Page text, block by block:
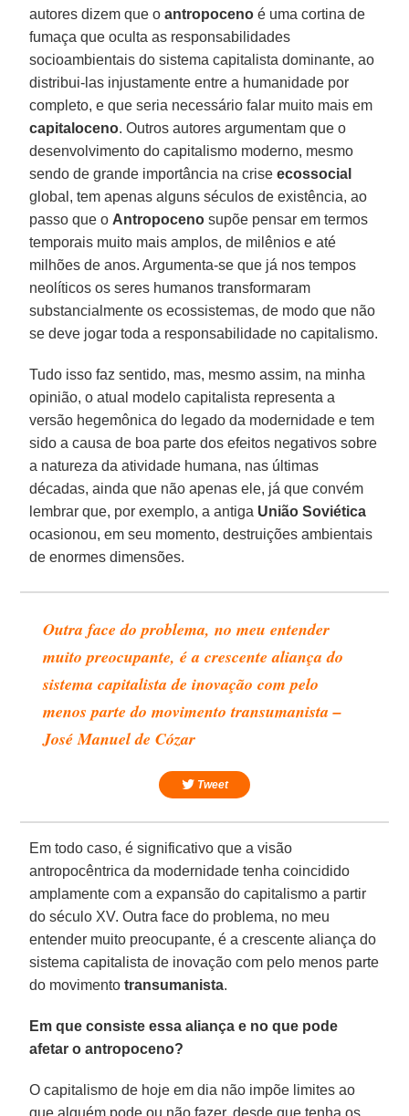
autores dizem que oantropoceno é uma cortina de
fumaça que oculta as responsabilidades
socioambientais do sistema capitalista dominante, ao
distribui-las injustamente entre a humanidade por
completo, e que seria necessário falar muito mais em
capitaloceno. Outros autores argumentam que o
desenvolvimento do capitalismo moderno, mesmo
sendo de grande importância na criseecossocial
global, tem apenas alguns séculos de existência, ao
passo que o Antropoceno supõe pensar em termos
temporais muito mais amplos, de milênios e até
milhões de anos. Argumenta-se que já nos tempos
neolíticos os seres humanos transformaram
substancialmente os ecossistemas, de modo que não
se deve jogar toda a responsabilidade no capitalismo.
Tudo isso faz sentido, mas, mesmo assim, na minha
opinião, o atual modelo capitalista representa a
versão hegemônica do legado da modernidade e tem
sido a causa de boa parte dos efeitos negativos sobre
a natureza da atividade humana, nas últimas
décadas, ainda que não apenas ele, já que convém
lembrar que, por exemplo, a antiga União Soviética
ocasionou, em seu momento, destruições ambientais
de enormes dimensões.
Outra face do problema, no meu entender
muito preocupante, é a crescente aliança do
sistema capitalista de inovação com pelo
menos parte do movimento transumanista –
José Manuel de Cózar
Tweet
Em todo caso, é significativo que a visão
antropocêntrica da modernidade tenha coincidido
amplamente com a expansão do capitalismo a partir
do século XV. Outra face do problema, no meu
entender muito preocupante, é a crescente aliança do
sistema capitalista de inovação com pelo menos parte
do movimentotransumanista.
Em que consiste essa aliança e no que pode
afetar o antropoceno?
O capitalismo de hoje em dia não impõe limites ao
que alguém pode ou não fazer, desde que tenha os